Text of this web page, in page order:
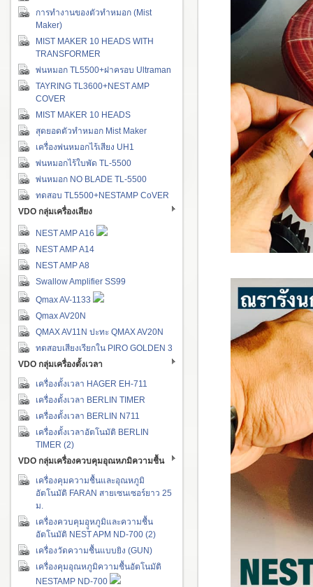
การทำงานของตัวทำหมอก (Mist
Maker)
MIST MAKER 10 HEADS WITH
TRANSFORMER
พ่นหมอก TL5500+ฝาครอบ Ultraman
TAYRING TL3600+NEST AMP
COVER
MIST MAKER 10 HEADS
สุดยอดตัวทำหมอก Mist Maker
เครื่องพ่นหมอกไร้เสียง UH1
พ่นหมอกไร้ใบพัด TL-5500
พ่นหมอก NO BLADE TL-5500
ทดสอบ TL5500+NESTAMP CoVER
VDO กลุ่มเครื่องเสียง
NEST AMP A16
NEST AMP A14
NEST AMP A8
Swallow Amplifier SS99
Qmax AV-1133
Qmax AV20N
QMAX AV11N ปะทะ QMAX AV20N
ทดสอบเสียงเรียกใน PIRO GOLDEN 3
VDO กลุ่มเครื่องตั้งเวลา
เครื่องตั้งเวลา HAGER EH-711
เครื่องตั้งเวลา BERLIN TIMER
เครื่องตั้งเวลา BERLIN N711
เครื่องตั้งเวลาอัตโนมัติ BERLIN
TIMER (2)
VDO กลุ่มเครื่องควบคุมอุณหภมิความชื้น
เครื่องคุมความชื้นและอุณหภูมิ
อัตโนมัติ FARAN สายเซนเซอร์ยาว 25
ม.
เครื่องควบคุมอุูหภูมิและความชื้น
อัตโนมัติ NEST APM ND-700 (2)
เครื่องวัดความชื้นแบบยิง (GUN)
เครื่องคุมอุณหภูมิความชื้นอัตโนมัติ
NESTAMP ND-700